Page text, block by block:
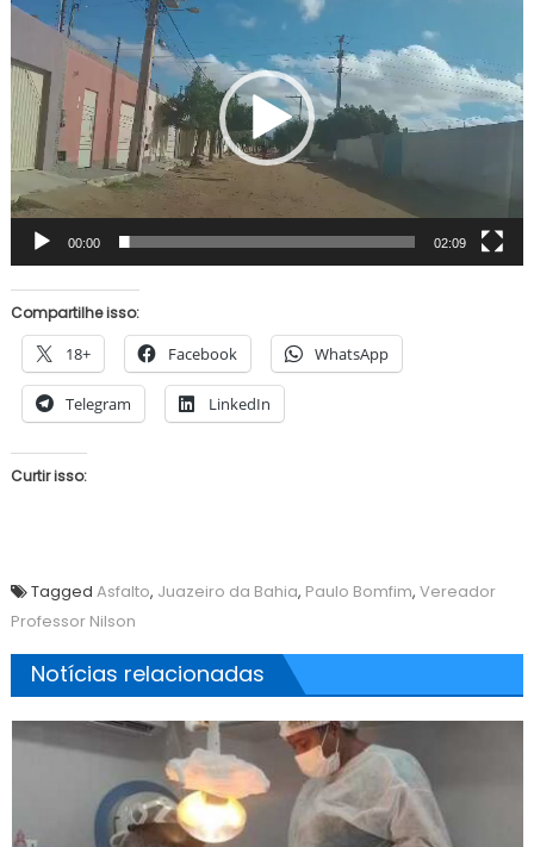
de
00:00 02:09
Compartilhe isso:
18+ Facebook WhatsApp
Telegram LinkedIn
Curtir isso:
Tagged Asfalto, Juazeiro da Bahia, Paulo Bomfim, Vereador
Professor Nilson
Notícias relacionadas